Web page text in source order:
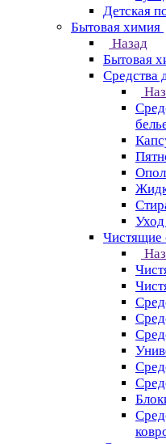
Детская
Бытовая химия
Назад
Бытовая
Средства
Уход
Чистящие